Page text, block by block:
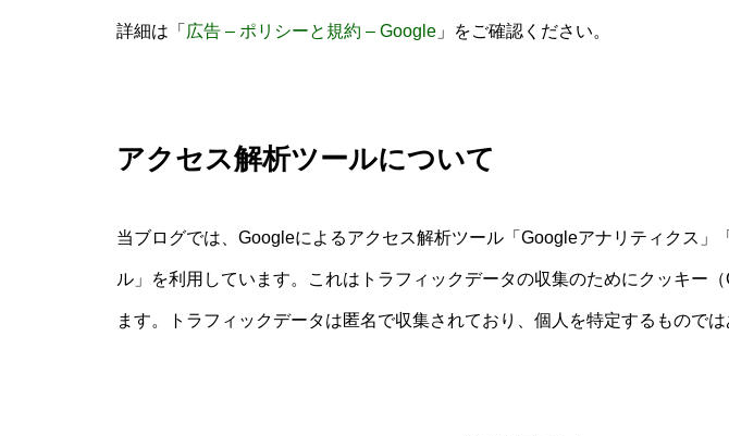
詳細は「 広告 – ポリシーと規約 – Google 」をご確認ください。
アクセス解析ツールについて
当ブログでは、Googleによるアクセス解析ツール「Googleアナリティクス」
ル」を利用しています。これはトラフィックデータの収集のためにクッキー
ます。トラフィックデータは匿名で収集されており、個人を特定するものでは